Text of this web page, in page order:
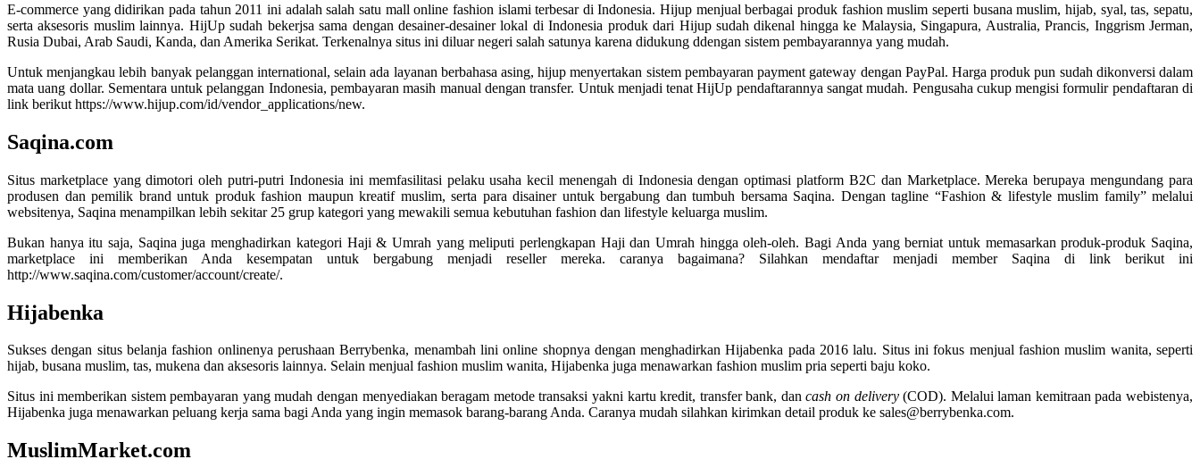
E-commerce yang didirikan pada tahun 2011 ini adalah salah satu mall online fashion islami terbesar di Indonesia. Hijup menjual berbagai produk fashion muslim seperti busana muslim, hijab, syal, tas, sepatu,
serta aksesoris muslim lainnya. HijUp sudah bekerjsa sama dengan desainer-desainer lokal di Indonesia produk dari Hijup sudah dikenal hingga ke Malaysia, Singapura, Australia, Prancis, Inggrism Jerman,
Rusia Dubai, Arab Saudi, Kanda, dan Amerika Serikat. Terkenalnya situs ini diluar negeri salah satunya karena didukung ddengan sistem pembayarannya yang mudah.
Untuk menjangkau lebih banyak pelanggan international, selain ada layanan berbahasa asing, hijup menyertakan sistem pembayaran payment gateway dengan PayPal. Harga produk pun sudah dikonversi dalam
mata uang dollar. Sementara untuk pelanggan Indonesia, pembayaran masih manual dengan transfer. Untuk menjadi tenat HijUp pendaftarannya sangat mudah. Pengusaha cukup mengisi formulir pendaftaran di
link berikut https://www.hijup.com/id/vendor_applications/new.
Saqina.com
Situs marketplace yang dimotori oleh putri-putri Indonesia ini memfasilitasi pelaku usaha kecil menengah di Indonesia dengan optimasi platform B2C dan Marketplace. Mereka berupaya mengundang para
produsen dan pemilik brand untuk produk fashion maupun kreatif muslim, serta para disainer untuk bergabung dan tumbuh bersama Saqina. Dengan tagline “Fashion & lifestyle muslim family” melalui
websitenya, Saqina menampilkan lebih sekitar 25 grup kategori yang mewakili semua kebutuhan fashion dan lifestyle keluarga muslim.
Bukan hanya itu saja, Saqina juga menghadirkan kategori Haji & Umrah yang meliputi perlengkapan Haji dan Umrah hingga oleh-oleh. Bagi Anda yang berniat untuk memasarkan produk-produk Saqina,
marketplace ini memberikan Anda kesempatan untuk bergabung menjadi reseller mereka. caranya bagaimana? Silahkan mendaftar menjadi member Saqina di link berikut ini
http://www.saqina.com/customer/account/create/.
Hijabenka
Sukses dengan situs belanja fashion onlinenya perushaan Berrybenka, menambah lini online shopnya dengan menghadirkan Hijabenka pada 2016 lalu. Situs ini fokus menjual fashion muslim wanita, seperti
hijab, busana muslim, tas, mukena dan aksesoris lainnya. Selain menjual fashion muslim wanita, Hijabenka juga menawarkan fashion muslim pria seperti baju koko.
Situs ini memberikan sistem pembayaran yang mudah dengan menyediakan beragam metode transaksi yakni kartu kredit, transfer bank, dancash on delivery(COD). Melalui laman kemitraan pada webistenya,
Hijabenka juga menawarkan peluang kerja sama bagi Anda yang ingin memasok barang-barang Anda. Caranya mudah silahkan kirimkan detail produk ke sales@berrybenka.com.
MuslimMarket.com